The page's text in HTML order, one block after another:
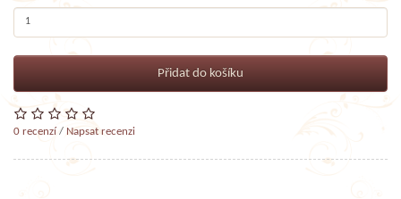
Přidat do košíku
0 recenzí/ Napsat recenzi